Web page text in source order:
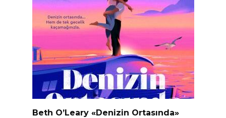
Beth O’Leary «Denizin Ortasında»